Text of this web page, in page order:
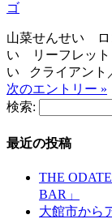
ゴ
山菜せんせい
い リーフレッ
い クライアント
次のエントリー »
検索:
最近の投稿
THE
BAR」
大館市から